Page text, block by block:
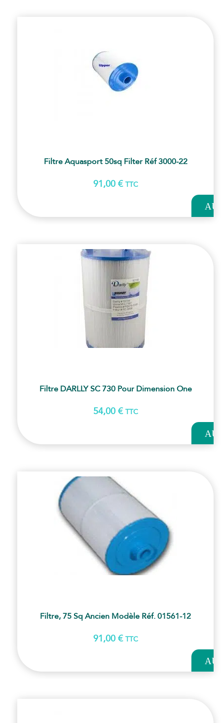
Filtre Aquasport 50sq Filter Réf 3000-22
91,00 € TTC
AU
Filtre DARLLY SC 730 Pour Dimension One
54,00 € TTC
AU
Filtre, 75 Sq Ancien Modèle Réf. 01561-12
91,00 € TTC
AU